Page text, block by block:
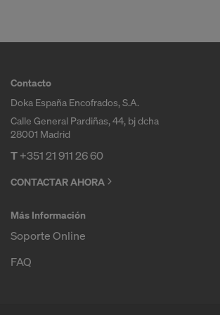
Contacto
Doka España Encofrados, S.A.
Calle General Pardiñas, 44, bj dcha
28001 Madrid
T+351 21 911 26 60
CONTACTAR AHORA
Más Información
Soporte Online
FAQ
estadounidenses.
UU. son, concretamente, direcciones
de protocolo de internet").
Con los siguientes receptores
través de diversas aplicaciones:
Facebook LLC
MaxMind Inc.
Monotype Imaging Holdings Inc.